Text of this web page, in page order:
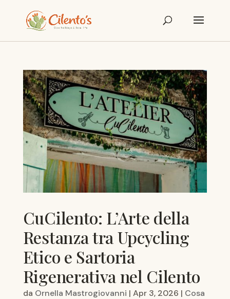
CuCilento: L’Arte della
Restanza tra Upcycling
Etico e Sartoria
Rigenerativa nel Cilento
da Ornella Mastrogiovanni | Apr 3, 2026 | Cosa